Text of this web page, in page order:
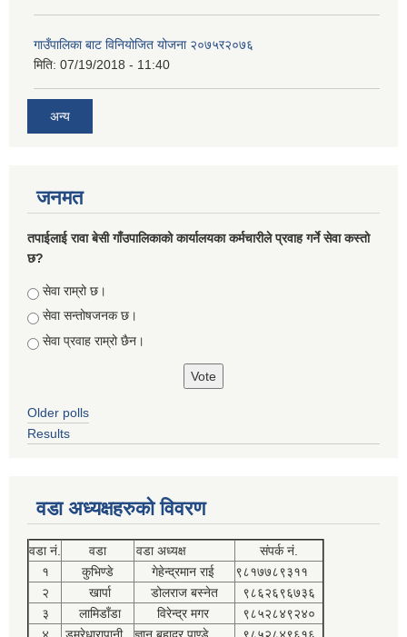
गाउँपालिका बाट विनियोजित योजना २०७५र२०७६
मिति: 07/19/2018 - 11:40
अन्य
जनमत
तपाईलाई रावा बेसी गाँउपालिकाको कार्यालयका कर्मचारीले प्रवाह गर्ने सेवा कस्तो
छ?
Choices
सेवा राम्रो छ।
सेवा सन्तोषजनक छ।
सेवा प्रवाह राम्रो छैन।
Older polls
Results
वडा अध्यक्षहरुको विवरण
वडा नं. वडा वडा अध्यक्ष
संपर्क नं.
१
कुभिण्डे गेहेन्द्रमान राई
९८१७७८९३११
२
खार्पा डोलराज बस्नेत
९८६२६९६७३६
३
लामिडाँडा विरेन्द्र मगर
९८५२८४९२४०
४
डुम्रेधारापानी ज्ञान बहादुर पाण्डे ९८५२८४९६१६